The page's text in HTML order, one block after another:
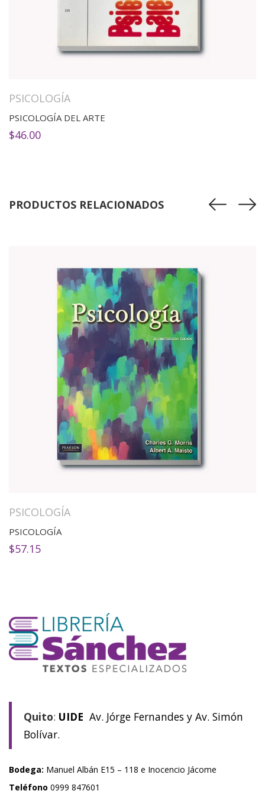
PSICOLOGÍA
PSICOLOGÍA DEL ARTE
$46.00
PRODUCTOS RELACIONADOS
PSICOLOGÍA
PSICOLOGÍA
$57.15
Quito: UIDE Av. Jórge Fernandes y Av. Simón
Bolívar.
Bodega: Manuel Albán E15 – 118 e Inocencio Jácome
Teléfono 0999 847601